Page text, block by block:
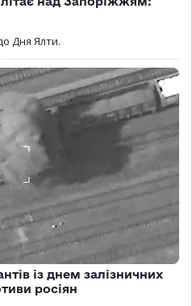
Дня Ялти.
із днем залізничних
росіян